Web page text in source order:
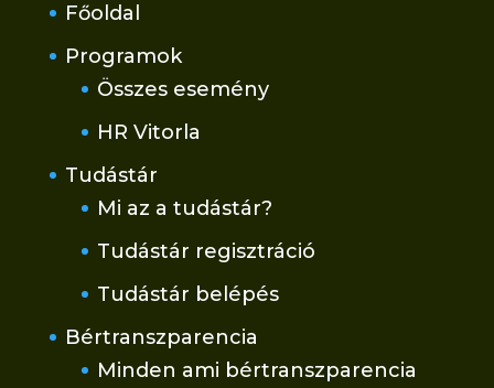
Főoldal
Programok
Összes esemény
HR Vitorla
Tudástár
Mi az a tudástár?
Tudástár regisztráció
Tudástár belépés
Bértranszparencia
Minden ami bértranszparencia